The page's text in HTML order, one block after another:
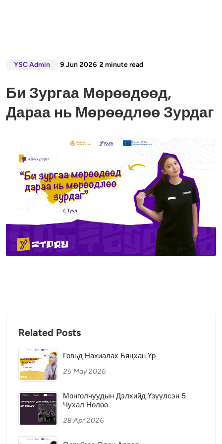
Би Зургаа Мөрөөдөөд,
Дараа нь Мөрөөдлөө Зурдаг
YSC Admin 9 Jun 2026 2 minute read
Related Posts
Говьд Нахиалах Бяцхан Үр
25 May 2026
Монголчуудын Дэлхийд Үзүүлсэн 5
Чухал Нөлөө
28 Apr 2026